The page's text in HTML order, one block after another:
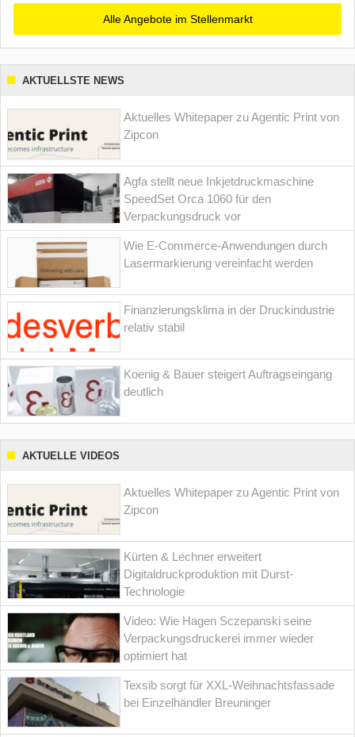
Alle Angebote im Stellenmarkt
AKTUELLSTE NEWS
Aktuelles Whitepaper zu Agentic Print von
Zipcon
Agfa stellt neue Inkjetdruckmaschine
SpeedSet Orca 1060 für den
Verpackungsdruck vor
Wie E-Commerce-Anwendungen durch
Lasermarkierung vereinfacht werden
Finanzierungsklima in der Druckindustrie
relativ stabil
Koenig & Bauer steigert Auftragseingang
deutlich
AKTUELLE VIDEOS
Aktuelles Whitepaper zu Agentic Print von
Zipcon
Kürten & Lechner erweitert
Digitaldruckproduktion mit Durst-
Technologie
Video: Wie Hagen Sczepanski seine
Verpackungsdruckerei immer wieder
optimiert hat
Texsib sorgt für XXL-Weihnachtsfassade
bei Einzelhändler Breuninger